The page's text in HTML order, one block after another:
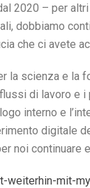
2020 – per
dobbiamo
che ci avete
la scienza e la
di lavoro e
interno e
digitale
noi continuare
mit-